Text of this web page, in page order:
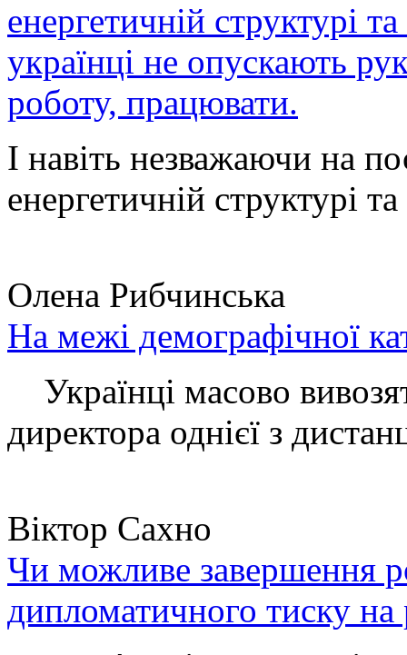
енергетичній структурі
українці не опускають
роботу, працювати.
І навіть незважаючи на
енергетичній структурі
Олена Рибчинська
На межі демографічної
Українці масово
директора однієї з
Віктор Сахно
Чи можливе завершення
дипломатичного тиску